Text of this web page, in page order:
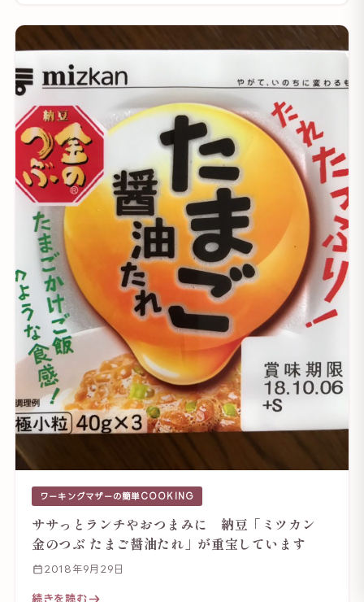
ワーキングマザーの簡単COOKING
ササっとランチやおつまみに 納豆「ミツカン
金のつぶ たまご醤油たれ」が重宝しています
2018年9月29日
続きを読む